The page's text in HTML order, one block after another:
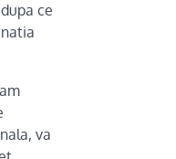
ce
va